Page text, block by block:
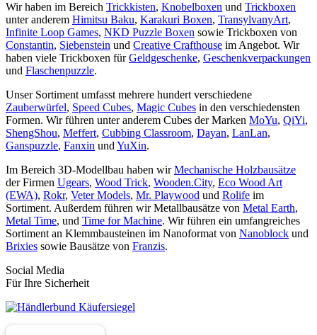
Wir haben im Bereich Trickkisten, Knobelboxen und Trickboxen
unter anderem Himitsu Baku, Karakuri Boxen, TransylvanyArt,
Infinite Loop Games, NKD Puzzle Boxen sowie Trickboxen von
Constantin, Siebenstein und Creative Crafthouse im Angebot. Wir
haben viele Trickboxen fürGeldgeschenke, Geschenkverpackungen
und Flaschenpuzzle.
Unser Sortiment umfasst mehrere hundert verschiedene
Zauberwürfel, Speed Cubes, Magic Cubes in den verschiedensten
Formen. Wir führen unter anderem Cubes der Marken MoYu, QiYi,
ShengShou, Meffert, Cubbing Classroom, Dayan, LanLan,
Ganspuzzle, Fanxin und YuXin.
Im Bereich 3D-Modellbau haben wirMechanische Holzbausätze
der Firmen Ugears, Wood Trick, Wooden.City, Eco Wood Art
(EWA), Rokr, Veter Models, Mr. Playwood und Rolife im
Sortiment. Außerdem führen wir Metallbausätze von Metal Earth,
Metal Time, und Time for Machine. Wir führen ein umfangreiches
Sortiment an Klemmbausteinen im Nanoformat von Nanoblock und
Brixies sowie Bausätze von Franzis.
Social Media
Für Ihre Sicherheit